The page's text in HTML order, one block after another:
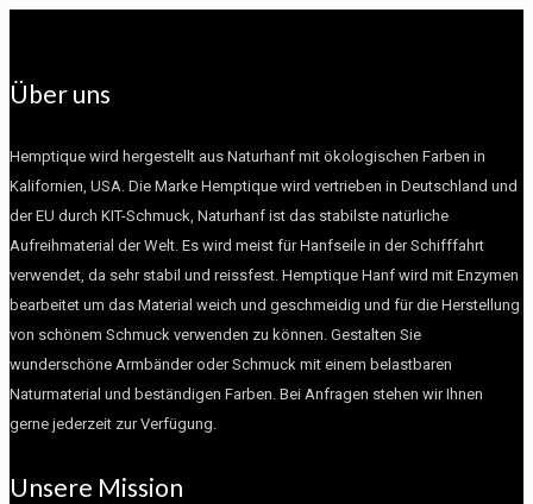
Über uns
Hemptique wird hergestellt aus Naturhanf mit ökologischen Farben in
Kalifornien, USA. Die Marke Hemptique wird vertrieben in Deutschland und
der EU durch KIT-Schmuck, Naturhanf ist das stabilste natürliche
Aufreihmaterial der Welt. Es wird meist für Hanfseile in der Schifffahrt
verwendet, da sehr stabil und reissfest. Hemptique Hanf wird mit Enzymen
bearbeitet um das Material weich und geschmeidig und für die Herstellung
von schönem Schmuck verwenden zu können. Gestalten Sie
wunderschöne Armbänder oder Schmuck mit einem belastbaren
Naturmaterial und beständigen Farben. Bei Anfragen stehen wir Ihnen
gerne jederzeit zur Verfügung.
Unsere Mission